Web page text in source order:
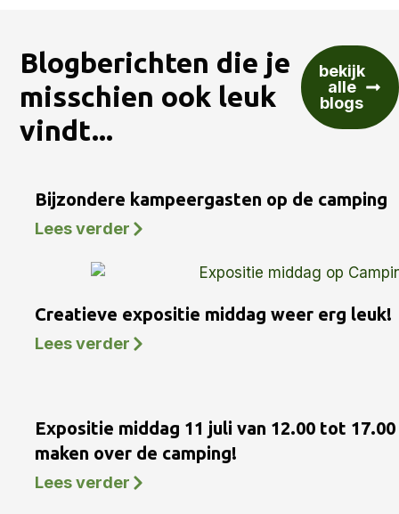
Blogberichten die je
misschien ook leuk
vindt...
bekijk
alle
blogs
Bijzondere kampeergasten op de camping
Lees verder
Creatieve expositie middag weer erg leuk!
Lees verder
Expositie middag 11 juli van 12.00 tot
maken over de camping!
Lees verder